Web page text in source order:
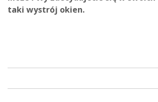
taki wystrój okien.